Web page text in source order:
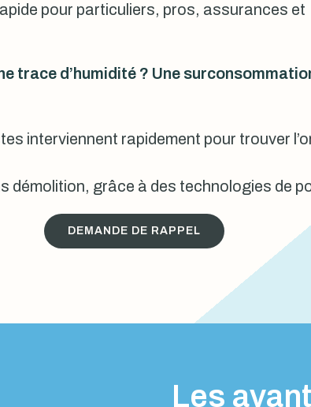
pour particuliers, pros, assurances et
trace d’humidité ? Une
interviennent rapidement pour trouver
démolition, grâce à des technologies de
DEMANDE DE RAPPEL
Les